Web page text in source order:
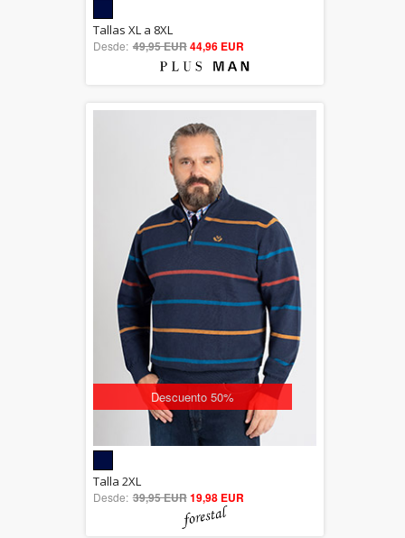
5.00
out of 5
Tallas XL a 8XL
Desde: 49,95 EUR44,96 EUR
Descuento 50%
out of 5
Talla 2XL
Desde: 39,95 EUR19,98 EUR